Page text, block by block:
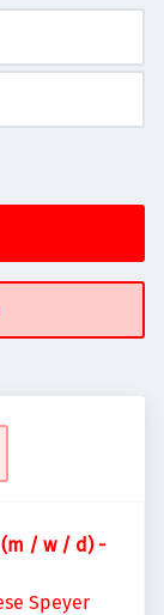
/ w / d) -
Speyer